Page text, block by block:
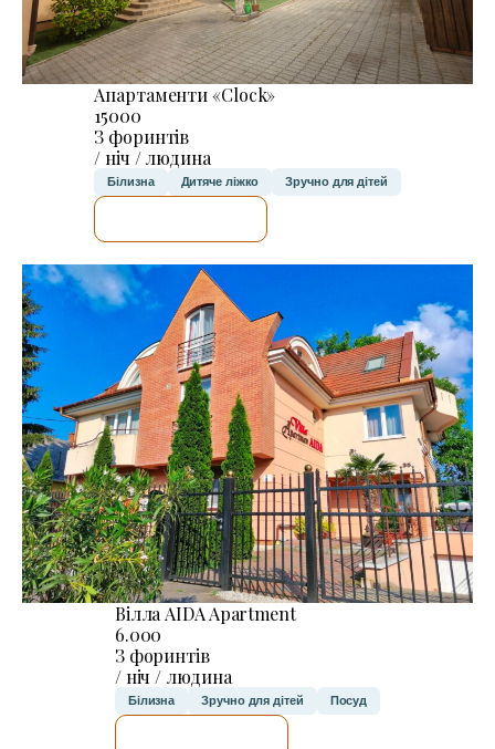
Апартаменти «Clock»
15000
З форинтів
/ ніч / людина
Білизна Дитяче ліжко Зручно для дітей
Вілла AIDA Apartment
6.000
З форинтів
/ ніч / людина
Білизна Зручно для дітей Посуд